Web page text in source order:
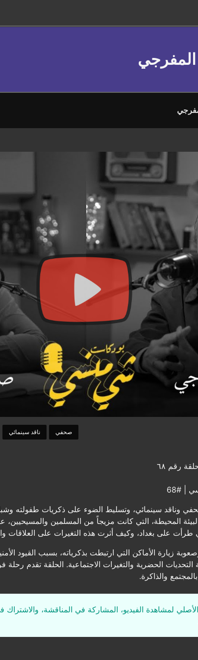
المفرجي
رقم ٦٨
صحفي ناقد سينمائي
| #68
وناقد سينمائي، وتسليط الضوء على ذكريات طفولته
المحيطة، التي كانت مزيجاً من المسلمين
طرأت على بغداد، وكيف أثرت هذه التغيرات على العلاقات
زيارة الأماكن التي ارتبطت بذكرياته، بسبب القيود
التحديات الحضرية والتغيرات الاجتماعية. الحلقة تقدم
والذاكرة.
لمشاهدة الفيديو، المشاركة في المناقشة، والاشتراك